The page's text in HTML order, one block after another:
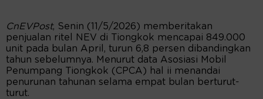
CnEVPost, Senin (11/5/2026) memberitakan
penjualan ritel NEV di Tiongkok mencapai 849.000
unit pada bulan April, turun 6,8 persen dibandingkan
tahun sebelumnya. Menurut data Asosiasi Mobil
Penumpang Tiongkok (CPCA) hal ii menandai
penurunan tahunan selama empat bulan berturut-
turut.